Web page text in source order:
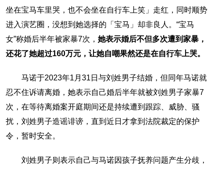
坐在宝马车里哭，也不会坐在自行车上笑」走红，同时顺势
进入演艺圈，没想到她选择的「宝马」却非良人。“宝马
女”称婚后半年被家暴7次， 她表示婚后不但多次遭到家暴，
还花了她超过160万元，让她自嘲果然还是在自行车上哭。
马诺于2023年1月31日与刘姓男子结婚，但同年马诺就
忍不住诉请离婚，她表示自己婚后半年就被刘姓男子家暴7
次，在等待离婚案开庭期间还是持续遭到跟踪、威胁、骚
扰，刘姓男子造谣诽谤，直到近日才拿到法院裁定的保护
令，暂时安全。
刘姓男子则表示自己与马诺因孩子抚养问题产生分歧，